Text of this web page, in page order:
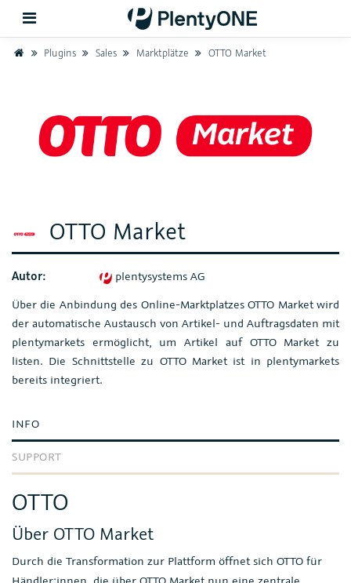
Support
HomePlugins Sales Marktplätze OTTO Market
OTTO Market
Autor:
plentysystems AG
Über die Anbindung des Online-Marktplatzes OTTO Market wird
der automatische Austausch von Artikel- und Auftragsdaten mit
plentymarkets ermöglicht, um Artikel auf OTTO Market zu
listen. Die Schnittstelle zu OTTO Market ist in plentymarkets
bereits integriert.
INFO
SUPPORT
OTTO
Über OTTO Market
Durch die Transformation zur Plattform öffnet sich OTTO für